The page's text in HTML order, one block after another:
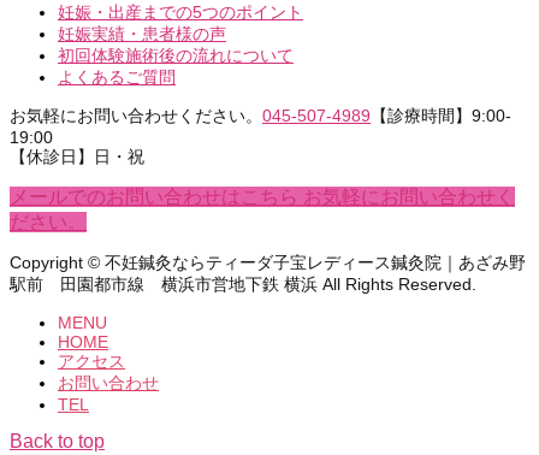
妊娠・出産までの5つのポイント
妊娠実績・患者様の声
初回体験施術後の流れについて
よくあるご質問
お気軽にお問い合わせください。 045-507-4989 【診療時間】9:00-
19:00
【休診日】日・祝
メールでのお問い合わせはこちら お気軽にお問い合わせく
ださい。
Copyright © 不妊鍼灸ならティーダ子宝レディース鍼灸院｜あざみ野
駅前 田園都市線 横浜市営地下鉄 横浜 All Rights Reserved.
MENU
HOME
アクセス
お問い合わせ
TEL
Back to top